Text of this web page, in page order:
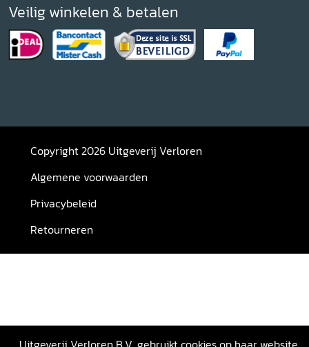
Veilig winkelen & betalen
Copyright 2026 Uitgeverij Verloren
Algemene voorwaarden
Privacybeleid
Retourneren